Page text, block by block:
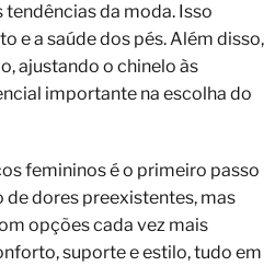
da moda. Isso
e a saúde dos pés. Além disso,
ajustando o chinelo às
importante na escolha do
femininos é o primeiro passo
de dores preexistentes, mas
opções cada vez mais
suporte e estilo, tudo em